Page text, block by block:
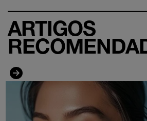
ARTIGOS